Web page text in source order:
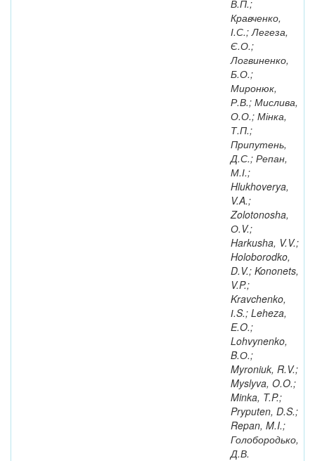
В.П.;
Кравченко,
І.С.; Легеза,
Є.О.;
Логвиненко,
Б.О.;
Миронюк,
Р.В.; Мислива,
О.О.; Мінка,
Т.П.;
Припутень,
Д.С.; Репан,
М.І.;
Hlukhoverya,
V.A.;
Zolotonosha,
О.V.;
Harkusha, V.V.;
Holoborodko,
D.V.; Kononets,
V.P.;
Kravchenko,
І.S.; Leheza,
E.O.;
Lohvynenko,
B.О.;
Myroniuk, R.V.;
Myslyva, O.O.;
Minka, T.P.;
Pryputen, D.S.;
Repan, M.I.;
Голобородько,
Д.В.